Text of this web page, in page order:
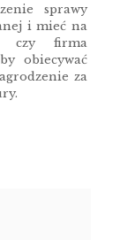
sprawy
i mieć na
czy firma
obiecywać
za